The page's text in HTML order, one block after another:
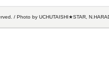
/ Photo by UCHUTAISHI★STAR,